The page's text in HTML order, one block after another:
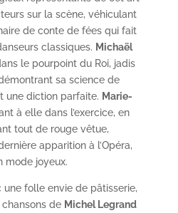
sur la scène, véhiculant
de conte de fées qui fait
classiques. Michaël
le pourpoint du Roi, jadis
sa science de
une diction parfaite. Marie-
à elle dans l’exercice, en
tout de rouge vêtue,
apparition à l’Opéra,
mode joyeux.
folle envie de pâtisserie,
de Michel Legrand